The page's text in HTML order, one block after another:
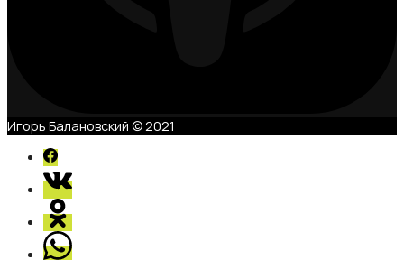
Игорь Балановский © 2021